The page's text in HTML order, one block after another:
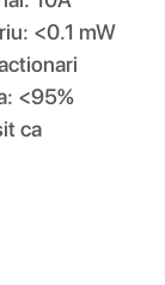
<0.1 mW
<95%
ca